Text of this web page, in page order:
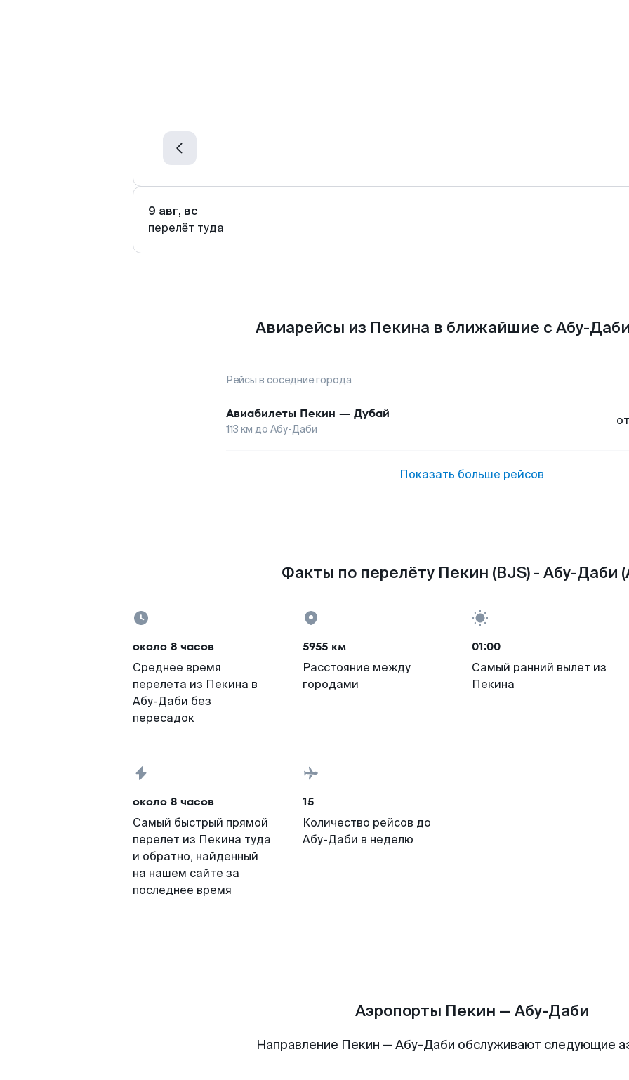
9 авг, вс
перелёт туда
Авиарейсы из Пекина в ближайшие с Абу-
Рейсы в соседние города
Авиабилеты Пекин — Дубай
113 км до Абу-Даби
от
Показать больше рейсов
Факты по перелёту Пекин (BJS) - Абу-Даби
около 8 часов
Среднее время
перелета из Пекина в
Абу-Даби без
пересадок
5955 км
Расстояние между
городами
01:00
Самый ранний вылет из
Пекина
около 8 часов
Самый быстрый прямой
перелет из Пекина туда
и обратно, найденный
на нашем сайте за
последнее время
15
Количество рейсов до
Абу-Даби в неделю
Аэропорты Пекин — Абу-Даби
Направление Пекин — Абу-Даби обслуживают следующие